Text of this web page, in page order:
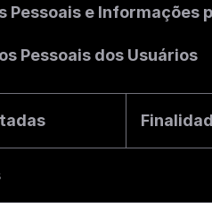
Pessoais e Informações
Pessoais dos Usuários